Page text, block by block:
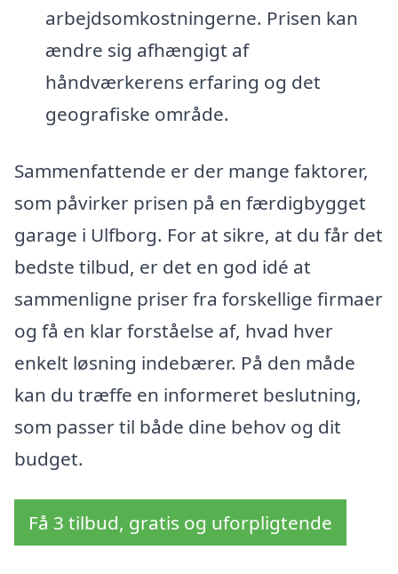
arbejdsomkostningerne. Prisen kan
ændre sig afhængigt af
håndværkerens erfaring og det
geografiske område.
Sammenfattende er der mange faktorer,
som påvirker prisen på en færdigbygget
garage i Ulfborg. For at sikre, at du får det
bedste tilbud, er det en god idé at
sammenligne priser fra forskellige firmaer
og få en klar forståelse af, hvad hver
enkelt løsning indebærer. På den måde
kan du træffe en informeret beslutning,
som passer til både dine behov og dit
budget.
Få 3 tilbud, gratis og uforpligtende